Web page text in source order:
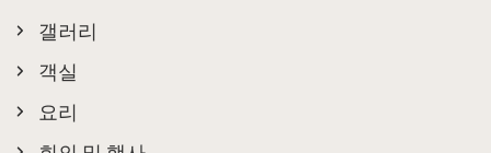
갤러리
객실
요리